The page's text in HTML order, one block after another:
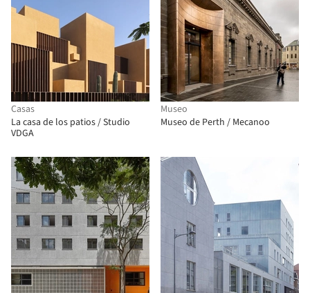
Casas
La casa de los patios / Studio
VDGA
Museo
Museo de Perth / Mecanoo